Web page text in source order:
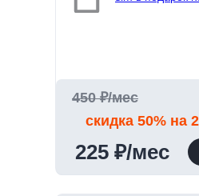
225 ₽/мес
450 ₽/мес
скидка 50% на